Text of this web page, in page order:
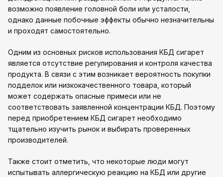
возможно появление головной боли или усталости,
однако данные побочные эффекты обычно незначительны
и проходят самостоятельно.
Одним из основных рисков использования КБД сигарет
является отсутствие регулирования и контроля качества
продукта. В связи с этим возникает вероятность покупки
подделок или низкокачественного товара, который
может содержать опасные примеси или не
соответствовать заявленной концентрации КБД. Поэтому
перед приобретением КБД сигарет необходимо
тщательно изучить рынок и выбирать проверенных
производителей.
Также стоит отметить, что некоторые люди могут
испытывать аллергическую реакцию на КБД или другие